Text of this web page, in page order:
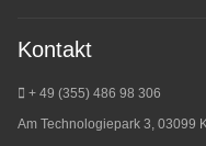
Kontakt
+ 49 (355) 486 98 306
Am Technologiepark 3, 03099